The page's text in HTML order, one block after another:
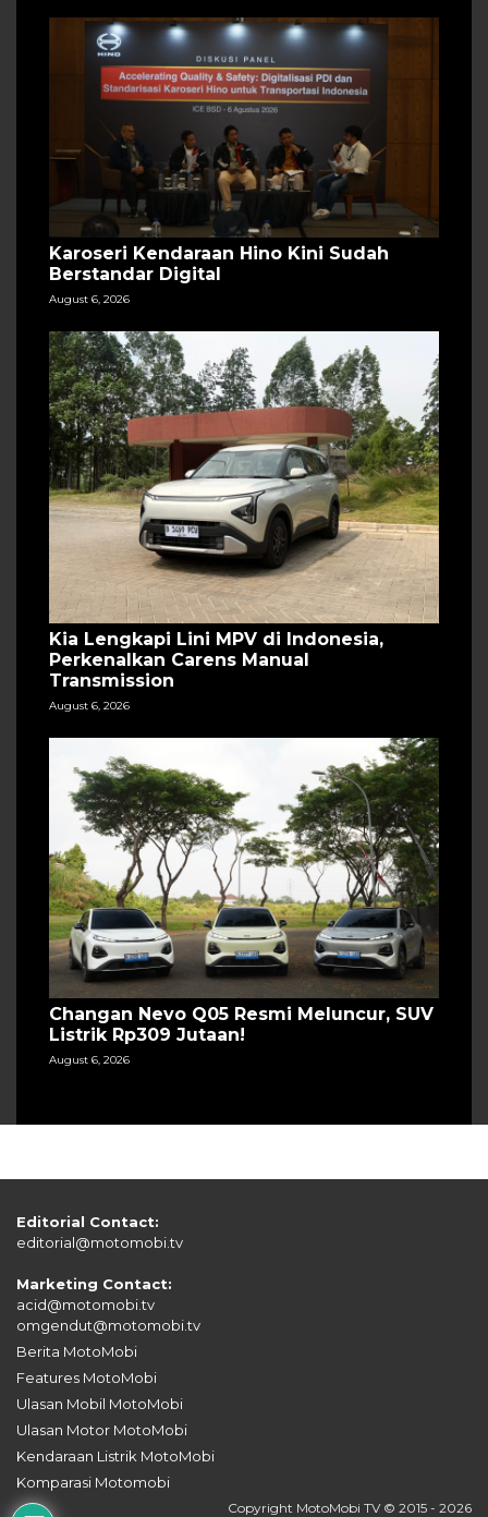
Karoseri Kendaraan Hino Kini Sudah
Berstandar Digital
August 6, 2026
Kia Lengkapi Lini MPV di Indonesia,
Perkenalkan Carens Manual
Transmission
August 6, 2026
Changan Nevo Q05 Resmi Meluncur, SUV
Listrik Rp309 Jutaan!
August 6, 2026
Editorial Contact:
editorial@motomobi.tv
Marketing Contact:
acid@motomobi.tv
omgendut@motomobi.tv
Berita MotoMobi
Features MotoMobi
Ulasan Mobil MotoMobi
Ulasan Motor MotoMobi
Kendaraan Listrik MotoMobi
Komparasi Motomobi
Copyright MotoMobi TV © 2015 - 2026